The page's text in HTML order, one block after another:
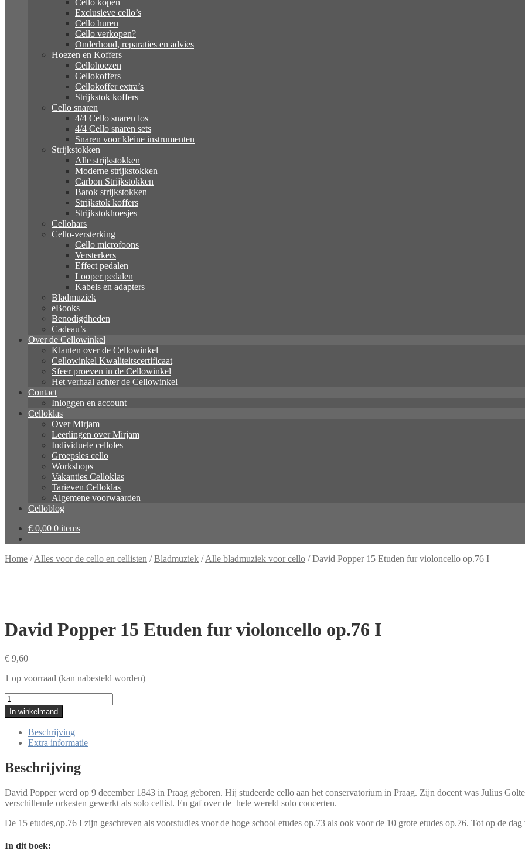
Cello kopen
Exclusieve cello’s
Cello huren
Cello verkopen?
Onderhoud, reparaties en advies
Hoezen en Koffers
Cellohoezen
Cellokoffers
Cellokoffer extra’s
Strijkstok koffers
Cello snaren
4/4 Cello snaren los
4/4 Cello snaren sets
Snaren voor kleine instrumenten
Strijkstokken
Alle strijkstokken
Moderne strijkstokken
Carbon Strijkstokken
Barok strijkstokken
Strijkstok koffers
Strijkstokhoesjes
Cellohars
Cello-versterking
Cello microfoons
Versterkers
Effect pedalen
Looper pedalen
Kabels en adapters
Bladmuziek
eBooks
Benodigdheden
Cadeau’s
Over de Cellowinkel
Klanten over de Cellowinkel
Cellowinkel Kwaliteitscertificaat
Sfeer proeven in de Cellowinkel
Het verhaal achter de Cellowinkel
Contact
Inloggen en account
Celloklas
Over Mirjam
Leerlingen over Mirjam
Individuele celloles
Groepsles cello
Workshops
Vakanties Celloklas
Tarieven Celloklas
Algemene voorwaarden
Celloblog
€ 0,00 0 items
Home /Alles voor de cello en cellisten /Bladmuziek /Alle bladmuziek voor cello /David Popper 15 Etuden fur violoncello op.76 I
David Popper 15 Etuden fur violoncello op.76 I
€ 9,60
1 op voorraad (kan nabesteld worden)
David
Popper
15
Etuden
violoncello
op.76
I
In winkelmand
Beschrijving
Extra informatie
Beschrijving
David Popper werd op 9 december 1843 in Praag geboren. Hij studeerde cello aan het conservatorium in Praag. Zijn docent was Julius
verschillende orkesten gewerkt als solo cellist. En gaf over de hele wereld solo concerten.
De 15 etudes,op.76 I zijn geschreven als voorstudies voor de hoge school etudes op.73 als ook voor de 10 grote etudes op.76. Tot op de
In dit boek: